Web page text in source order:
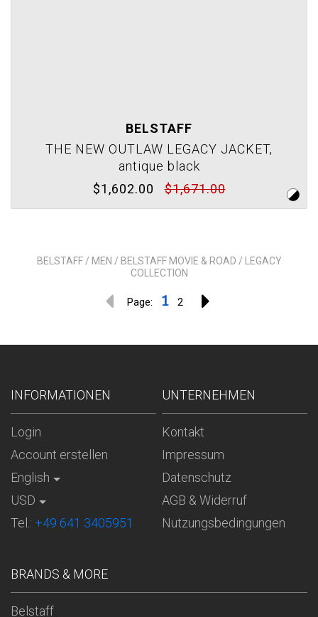
BELSTAFF
THE NEW OUTLAW LEGACY JACKET,
antique black
$1,602.00
$1,671.00
BELSTAFF / MEN / BELSTAFF MOVIE & ROAD / LEGACY
COLLECTION
Page: 1 2
INFORMATIONEN
Login
Account erstellen
English
USD
Tel.: +49 641 3405951
UNTERNEHMEN
Kontakt
Impressum
Datenschutz
AGB & Widerruf
Nutzungsbedingungen
BRANDS & MORE
Belstaff